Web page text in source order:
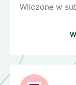
Wliczone w
Bilety bez